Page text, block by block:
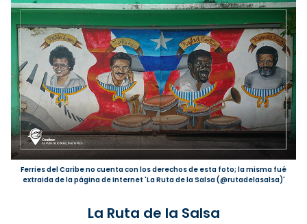
Ferries del Caribe no cuenta con los derechos de esta foto; la misma fué
extraida de la página de Internet 'La Ruta de la Salsa (@rutadelasalsa)'
La Ruta de la Salsa